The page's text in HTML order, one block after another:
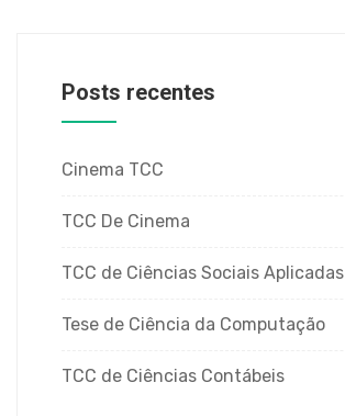
Posts recentes
Cinema TCC
TCC De Cinema
TCC de Ciências Sociais Aplicadas
Tese de Ciência da Computação
TCC de Ciências Contábeis